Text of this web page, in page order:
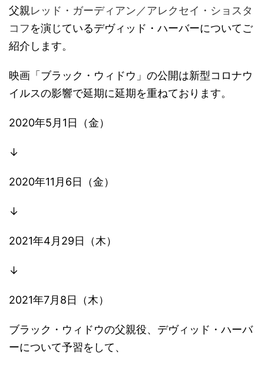
父親レッド・ガーディアン／アレクセイ・ショスタ
コフを演じているデヴィッド・ハーバーについてご
紹介します。
映画「ブラック・ウィドウ」の公開は新型コロナウ
イルスの影響で延期に延期を重ねております。
2020年5月1日（金）
↓
2020年11月6日（金）
↓
2021年4月29日（木）
↓
2021年7月8日（木）
ブラック・ウィドウの父親役、デヴィッド・ハーバ
ーについて予習をして、